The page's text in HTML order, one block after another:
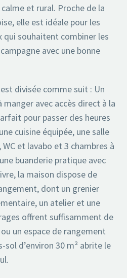
et rural. Proche de la
elle est idéale pour les
qui souhaitent combiner les
avec une bonne
divisée comme suit : Un
avec accès direct à la
pour passer des heures
cuisine équipée, une salle
et lavabo et 3 chambres à
buanderie pratique avec
la maison dispose de
dont un grenier
un atelier et une
offrent suffisamment de
un espace de rangement
sol d’environ 30 m² abrite le